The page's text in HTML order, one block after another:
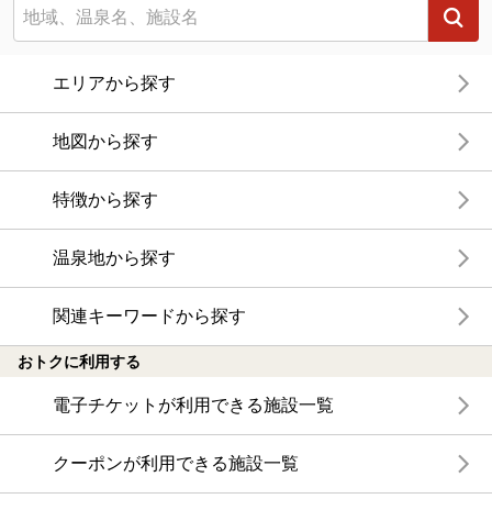
エリアから探す
地図から探す
特徴から探す
温泉地から探す
関連キーワードから探す
おトクに利用する
電子チケットが利用できる施設一覧
クーポンが利用できる施設一覧